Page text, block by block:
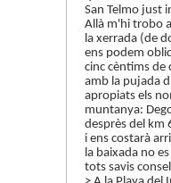
San Telmo just
Allà m'hi trobo
la xerrada (de
ens podem
cinc cèntims de
amb la pujada
apropiats els
muntanya:
desprès del km
i ens costarà
la baixada no
tots savis